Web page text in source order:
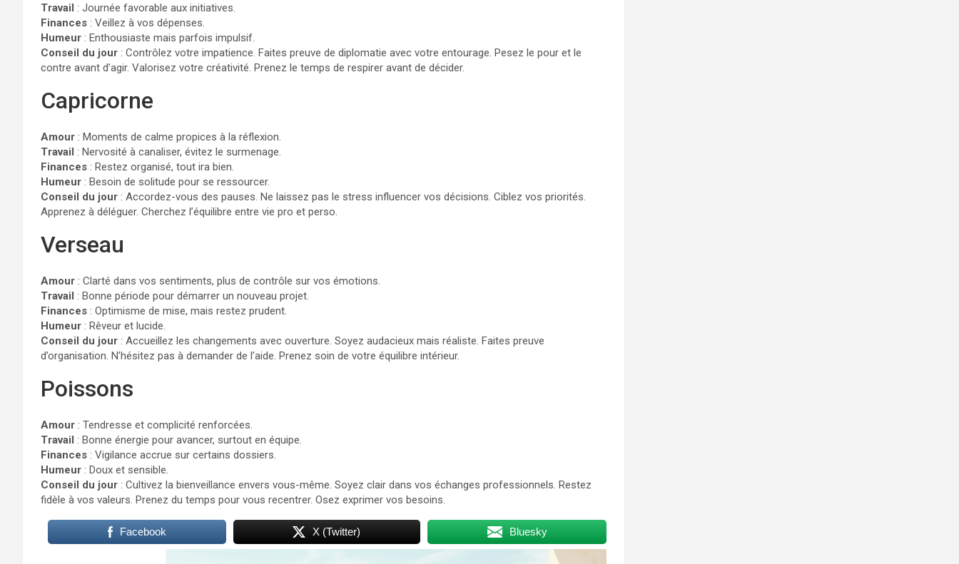
Travail : Journée favorable aux initiatives.
Finances : Veillez à vos dépenses.
Humeur : Enthousiaste mais parfois impulsif.
Conseil du jour : Contrôlez votre impatience. Faites preuve de diplomatie avec votre entourage. Pesez le pour et le
contre avant d’agir. Valorisez votre créativité. Prenez le temps de respirer avant de décider.
Capricorne
Amour : Moments de calme propices à la réflexion.
Travail : Nervosité à canaliser, évitez le surmenage.
Finances : Restez organisé, tout ira bien.
Humeur : Besoin de solitude pour se ressourcer.
Conseil du jour : Accordez-vous des pauses. Ne laissez pas le stress influencer vos décisions. Ciblez vos priorités.
Apprenez à déléguer. Cherchez l’équilibre entre vie pro et perso.
Verseau
Amour : Clarté dans vos sentiments, plus de contrôle sur vos émotions.
Travail : Bonne période pour démarrer un nouveau projet.
Finances : Optimisme de mise, mais restez prudent.
Humeur : Rêveur et lucide.
Conseil du jour : Accueillez les changements avec ouverture. Soyez audacieux mais réaliste. Faites preuve
d’organisation. N’hésitez pas à demander de l’aide. Prenez soin de votre équilibre intérieur.
Poissons
Amour : Tendresse et complicité renforcées.
Travail : Bonne énergie pour avancer, surtout en équipe.
Finances : Vigilance accrue sur certains dossiers.
Humeur : Doux et sensible.
Conseil du jour : Cultivez la bienveillance envers vous-même. Soyez clair dans vos échanges professionnels. Restez
fidèle à vos valeurs. Prenez du temps pour vous recentrer. Osez exprimer vos besoins.
Facebook X (Twitter) Bluesky